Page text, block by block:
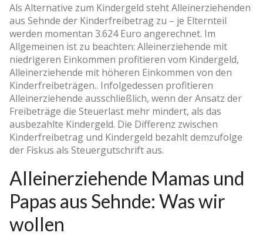
Als Alternative zum Kindergeld steht Alleinerziehenden
aus Sehnde der Kinderfreibetrag zu – je Elternteil
werden momentan 3.624 Euro angerechnet. Im
Allgemeinen ist zu beachten: Alleinerziehende mit
niedrigeren Einkommen profitieren vom Kindergeld,
Alleinerziehende mit höheren Einkommen von den
Kinderfreibeträgen.. Infolgedessen profitieren
Alleinerziehende ausschließlich, wenn der Ansatz der
Freibeträge die Steuerlast mehr mindert, als das
ausbezahlte Kindergeld. Die Differenz zwischen
Kinderfreibetrag und Kindergeld bezahlt demzufolge
der Fiskus als Steuergutschrift aus.
Alleinerziehende Mamas und
Papas aus Sehnde: Was wir
wollen